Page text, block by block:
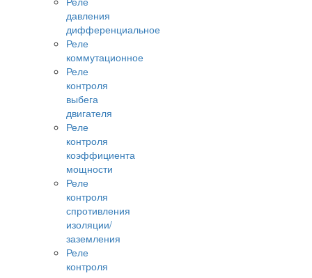
давления
дифференциальное
Реле
коммутационное
Реле
контроля
выбега
двигателя
Реле
контроля
коэффициента
мощности
Реле
контроля
спротивления
изоляции/
заземления
Реле
контроля